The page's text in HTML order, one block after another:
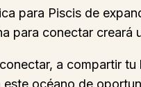
para Piscis de
para conectar creará
a compartir
océano de